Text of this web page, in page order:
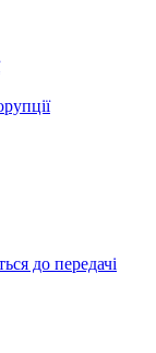
до передачі